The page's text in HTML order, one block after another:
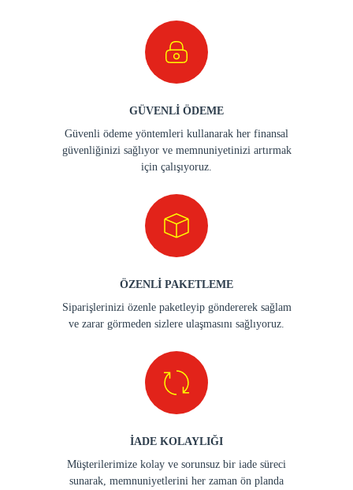
GÜVENLİ ÖDEME
Güvenli ödeme yöntemleri kullanarak her finansal
güvenliğinizi sağlıyor ve memnuniyetinizi artırmak
için çalışıyoruz.
ÖZENLİ PAKETLEME
Siparişlerinizi özenle paketleyip göndererek sağlam
ve zarar görmeden sizlere ulaşmasını sağlıyoruz.
İADE KOLAYLIĞI
Müşterilerimize kolay ve sorunsuz bir iade süreci
sunarak, memnuniyetlerini her zaman ön planda